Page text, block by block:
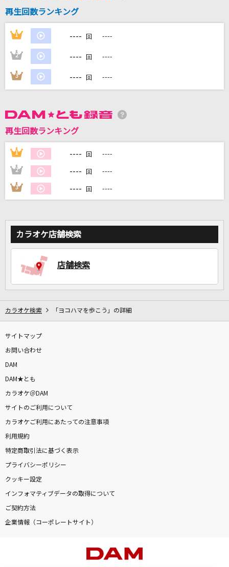
カラフル
ClariS
もっと見る
DAMに会員登録・ログインして
自宅でカラオケ歌い放題！
家族や友達と一緒に！練習にも！
再生回数ランキング
1 ---- 回 ----
2 ---- 回 ----
3 ---- 回 ----
再生回数ランキング
1 ---- 回 ----
2 ---- 回 ----
3 ---- 回 ----
カラオケ店舗検索
店舗検索
カラオケ検索 「ヨコハマを歩こう」の詳細
サイトマップ
お問い合わせ
DAM
DAM★とも
カラオケ＠DAM
サイトのご利用について
カラオケご利用にあたっての注意事項
利用規約
特定商取引法に基づく表示
プライバシーポリシー
クッキー設定
インフォマティブデータの取得について
ご契約方法
企業情報（コーポレートサイト）